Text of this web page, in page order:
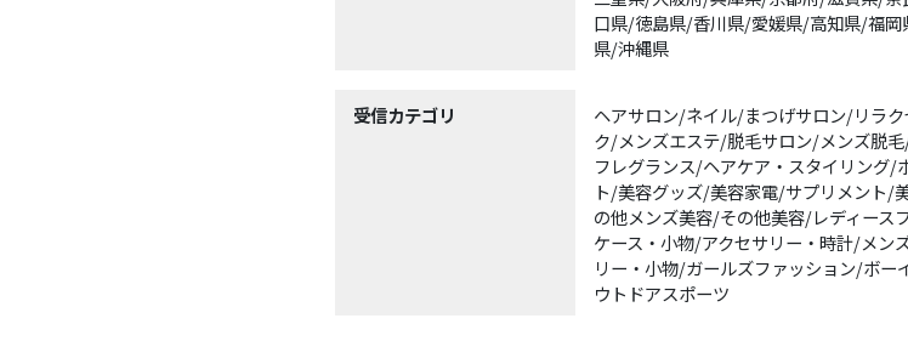
口県/徳島県/香川県/愛媛県/高知県/福
県/沖縄県
受信カテゴリ
ヘアサロン/ネイル/まつげサロン/リラ
ク/メンズエステ/脱毛サロン/メンズ脱
フレグランス/ヘアケア・スタイリング/
ト/美容グッズ/美容家電/サプリメント/
の他メンズ美容/その他美容/レディース
ケース・小物/アクセサリー・時計/メン
リー・小物/ガールズファッション/ボ
ウトドアスポーツ